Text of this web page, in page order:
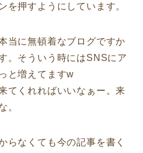
を押すようにしています。
当に無頓着なブログですか
。そういう時にはSNSにア
と増えてますw
てくれればいいなぁー。来
。
らなくても今の記事を書く